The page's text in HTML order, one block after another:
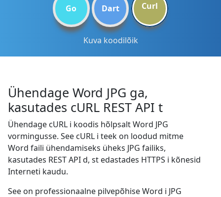
Go Dart Curl
Kuva koodilõik
Ühendage Word JPG ga,
kasutades cURL REST API t
Ühendage cURL i koodis hõlpsalt Word JPG
vormingusse. See cURL i teek on loodud mitme
Word faili ühendamiseks üheks JPG failiks,
kasutades REST API d, st edastades HTTPS i kõnesid
Interneti kaudu.
See on professionaalne pilvepõhise Word i JPG